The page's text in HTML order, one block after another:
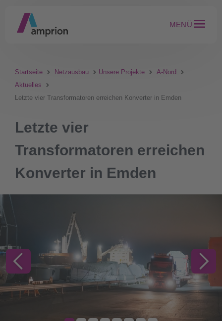
MENÜ
Startseite Netzausbau Unsere Projekte
A-Nord
Aktuelles
Letzte vier Transformatoren erreichen Konverter in Emden
Letzte vier
Transformatoren erreichen
Konverter in Emden